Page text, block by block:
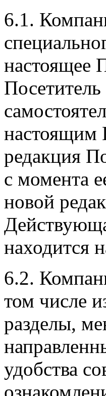
6.1.
настоящее
Посетитель
настоящим
редакция
с момента
новой
находится
6.2.
том числе
разделы,
удобства